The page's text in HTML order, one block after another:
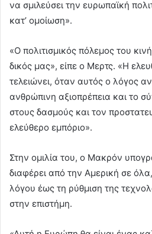
να σμιλεύσει την ευρωπαϊκή
κατ’ ομοίωση».
«Ο πολιτισμικός πόλεμος του
δικός μας», είπε ο Μερτς. «Η
τελειώνει, όταν αυτός ο λόγος
ανθρώπινη αξιοπρέπεια και το
στους δασμούς και τον
ελεύθερο εμπόριο».
Στην ομιλία του, ο Μακρόν
διαφέρει από την Αμερική σε
λόγου έως τη ρύθμιση της
στην επιστήμη.